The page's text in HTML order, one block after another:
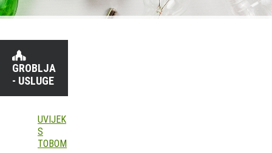
GROBLJA
- USLUGE
UVIJEK
S
TOBOM